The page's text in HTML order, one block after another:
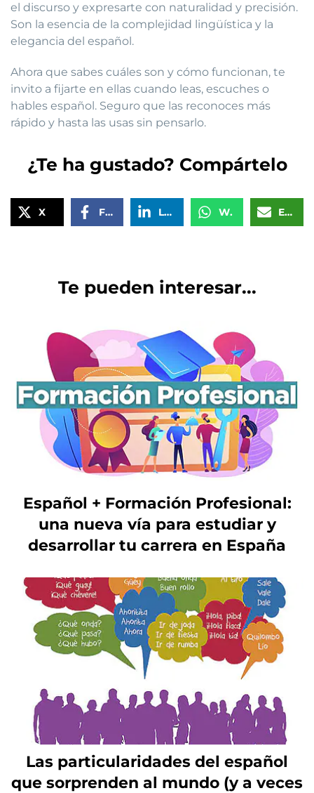
el discurso y expresarte con naturalidad y precisión.
Son la esencia de la complejidad lingüística y la
elegancia del español.
Ahora que sabes cuáles son y cómo funcionan, te
invito a fijarte en ellas cuando leas, escuches o
hables español. Seguro que las reconoces más
rápido y hasta las usas sin pensarlo.
¿Te ha gustado? Compártelo
X Facebook LinkedIn WhatsApp Email
Te pueden interesar...
Español + Formación Profesional:
una nueva vía para estudiar y
desarrollar tu carrera en España
Las particularidades del español
que sorprenden al mundo (y a veces